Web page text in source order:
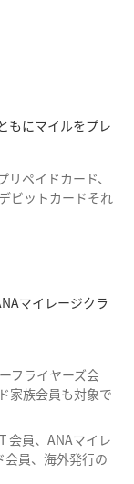
もにマイルをプレ
ペイドカード、
ビットカードそれ
マイレージクラ
フライヤーズ会
家族会員も対象で
会員、ANAマイレ
会員、海外発行の